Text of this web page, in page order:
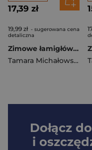
17,39 zł
19,99 zł - sugerowana cena
detaliczna
Zimowe łamigłówki. Łamigłówki mądrej główki
Tamara Michałowska
Dołącz do
i